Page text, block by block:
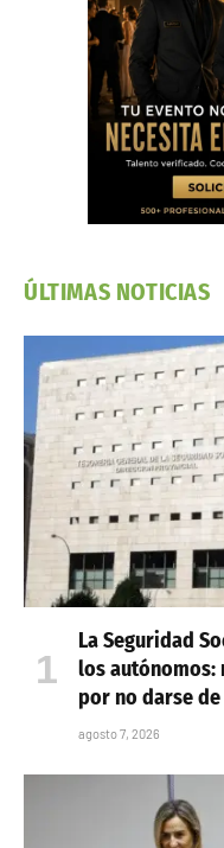
ÚLTIMAS NOTICIAS
La Seguridad
los autónomos:
por no darse de
agosto 7, 2026